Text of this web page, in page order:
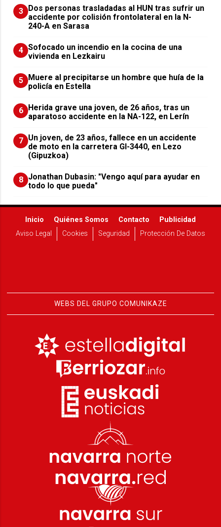
3
​Dos personas trasladadas al HUN tras sufrir un
accidente por colisión frontolateral en la N-
240-A en Sarasa
4 Sofocado un incendio en la cocina de una
vivienda en Lezkairu
5
Muere al precipitarse un hombre que huía de la
policía en Estella
6
Herida grave una joven, de 26 años, tras un
aparatoso accidente en la NA-122, en Lerín
7 Un joven, de 23 años, fallece en un accidente
de moto en la carretera GI-3440, en Lezo
(Gipuzkoa)
8 Jonathan Dubasin: "Vengo aquí para ayudar en
todo lo que pueda"
Inicio Quiénes Somos Contacto
Publicidad
Aviso Legal
Cookies Seguridad Protección De Datos
WEBS DEL GRUPO COMUNIKAZE